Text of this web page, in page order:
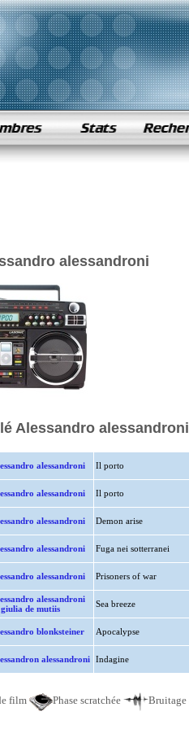
alessandroni
Alessandro alessandroni
alessandroni Il porto
alessandroni Il porto
alessandroni Demon arise
alessandroni Fuga nei sotterranei
alessandroni Prisoners of war
alessandroni
de mutiis
Sea breeze
blonksteiner Apocalypse
alessandroni Indagine
film Phase scratchée Bruitage